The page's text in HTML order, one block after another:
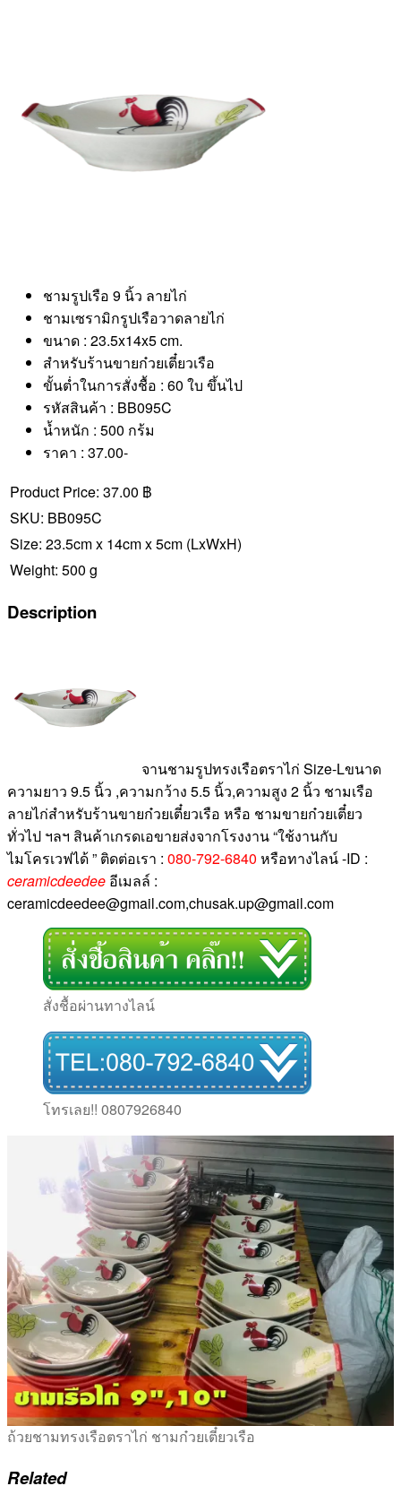
ชามรูปเรือ 9 นิ้ว ลายไก่
ชามเซรามิกรูปเรือวาดลายไก่
ขนาด : 23.5x14x5 cm.
สำหรับร้านขายก๋วยเตี๋ยวเรือ
ขั้นต่ำในการสั่งชื้อ : 60 ใบ ขึ้นไป
รหัสสินค้า : BB095C
น้ำหนัก : 500 กร้ม
ราคา : 37.00-
Product Price: 37.00 ฿
SKU: BB095C
Size: 23.5cm x 14cm x 5cm (LxWxH)
Weight: 500 g
Description
จานชามรูปทรงเรือตราไก่ Size-Lขนาด
ความยาว 9.5 นิ้ว ,ความกว้าง 5.5 นิ้ว,ความสูง 2 นิ้ว ชามเรือ
ลายไก่สำหรับร้านขายก๋วยเตี๋ยวเรือ หรือ ชามขายก๋วยเตี๋ยว
ทั่วไป ฯลฯ สินค้าเกรดเอขายส่งจากโรงงาน “ใช้งานกับ
ไมโครเวฟได้ ” ติดต่อเรา : 080-792-6840 หรือทางไลน์ -ID :
ceramicdeedee อีเมลล์ :
ceramicdeedee@gmail.com,chusak.up@gmail.com
สั่งชื้อผ่านทางไลน์
โทรเลย!! 0807926840
ถ้วยชามทรงเรือตราไก่ ชามก๋วยเตี๋ยวเรือ
Related